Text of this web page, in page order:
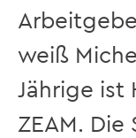
weiß
Jährige ist
ZEAM.